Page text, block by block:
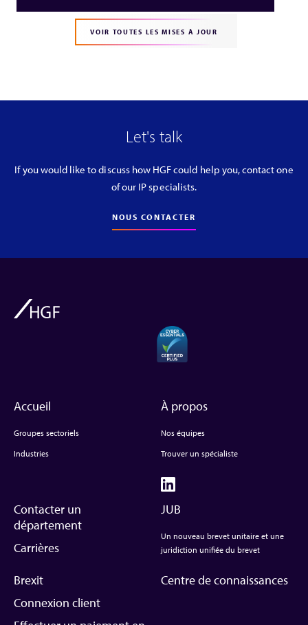
VOIR TOUTES LES MISES À JOUR
Let's talk
If you would like to discuss how HGF could help you, contact one
of our IP specialists.
NOUS CONTACTER
Accueil
Groupes sectoriels
Industries
À propos
Nos équipes
Trouver un spécialiste
Contacter un
département
Carrières
JUB
Un nouveau brevet unitaire et une
juridiction unifiée du brevet
Brexit
Connexion client
Centre de connaissances